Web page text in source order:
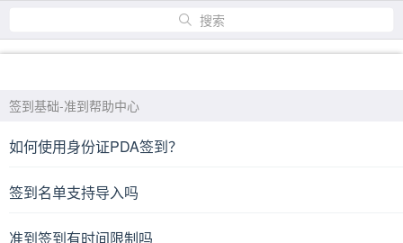
搜索
签到基础-准到帮助中心
如何使用身份证PDA签到？
签到名单支持导入吗
准到签到有时间限制吗